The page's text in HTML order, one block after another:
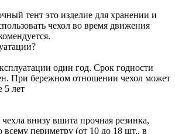
тент это изделие для хранении и
чехол во время движения
один год. Срок годности
При бережном отношении чехол может
5 лет
внизу вшита прочная резинка,
периметру (от 10 до 18 шт., в